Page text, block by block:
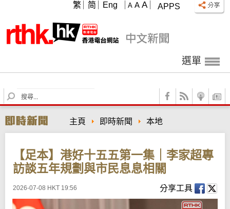
APPS
A A A
繁 简 Eng
選單
S
e
r
c
主頁 即時新聞 本地
【足本】港好十五五第一集｜李家超專
訪談五年規劃與市民息息相關
2026-07-08 HKT 19:56 分享工具